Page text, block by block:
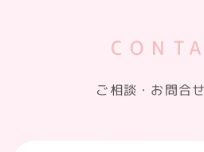
ご相談・お問合